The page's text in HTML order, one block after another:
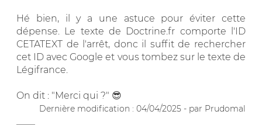
Hé bien, il y a une astuce pour éviter cette
dépense. Le texte de Doctrine.fr comporte l'ID
CETATEXT de l'arrêt, donc il suffit de rechercher
cet ID avec Google et vous tombez sur le texte de
Légifrance.
On dit : "Merci qui ?" 😎
Dernière modification : 04/04/2025 - par Prudomal